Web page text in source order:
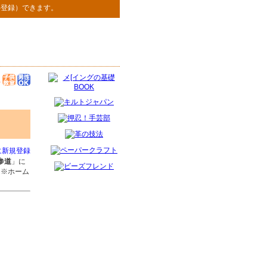
録）できます。
新規登録
道 」に
※ホーム